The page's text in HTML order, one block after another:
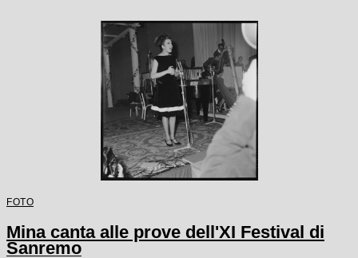
FOTO
Mina canta alle prove dell'XI Festival di
Sanremo